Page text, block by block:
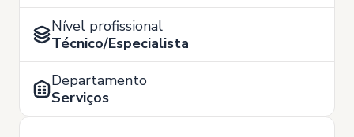
Nível profissional
Técnico/Especialista
Departamento
Serviços